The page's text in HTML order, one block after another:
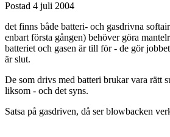
Postad 4 juli 2004
det finns både batteri- och gasdrivna
enbart första gången) behöver göra
batteriet och gasen är till för - de gör
är slut.
De som drivs med batteri brukar vara rätt
liksom - och det syns.
Satsa på gasdriven, då ser blowbacken